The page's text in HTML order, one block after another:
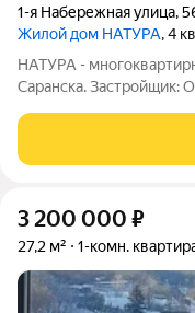
1-я Набережная улица,
Жилой дом НАТУРА, 4
НАТУРА -
Саранска.
дом 56 Застройщик
полусухая стяжка,
3 200 000 ₽
27,2 м² 1-комн.